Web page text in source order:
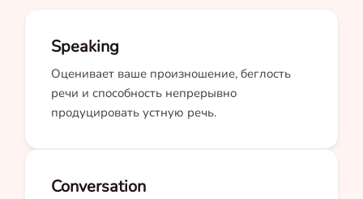
Speaking
Оценивает ваше произношение, беглость
речи и способность непрерывно
продуцировать устную речь.
Conversation